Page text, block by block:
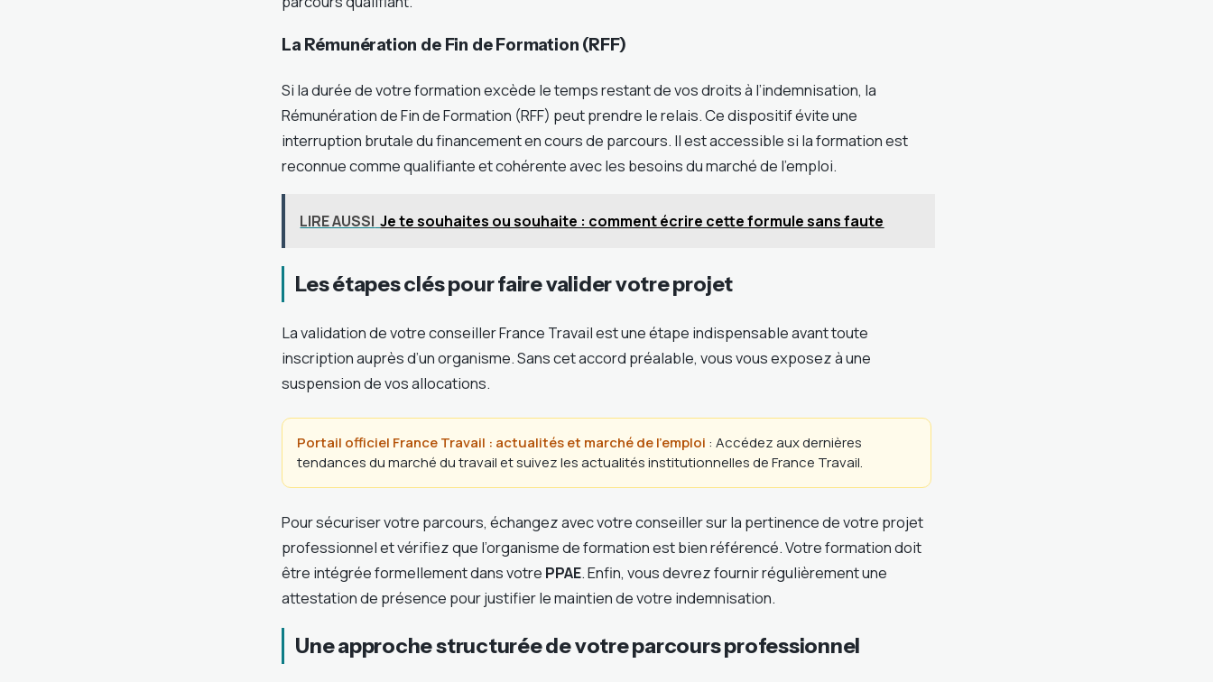
La Rémunération de Fin de Formation (RFF)
Si la durée de votre formation excède le temps restant de vos droits à l’indemnisation, la
Rémunération de Fin de Formation (RFF) peut prendre le relais. Ce dispositif évite une
interruption brutale du financement en cours de parcours. Il est accessible si la formation est
reconnue comme qualifiante et cohérente avec les besoins du marché de l’emploi.
LIRE AUSSI Je te souhaites ou souhaite : comment écrire cette formule sans faute
Les étapes clés pour faire valider votre projet
La validation de votre conseiller France Travail est une étape indispensable avant toute
inscription auprès d’un organisme. Sans cet accord préalable, vous vous exposez à une
suspension de vos allocations.
Portail officiel France Travail : actualités et marché de l’emploi : Accédez aux dernières
tendances du marché du travail et suivez les actualités institutionnelles de France Travail.
Pour sécuriser votre parcours, échangez avec votre conseiller sur la pertinence de votre projet
professionnel et vérifiez que l’organisme de formation est bien référencé. Votre formation doit
être intégrée formellement dans votre PPAE. Enfin, vous devrez fournir régulièrement une
attestation de présence pour justifier le maintien de votre indemnisation.
Une approche structurée de votre parcours professionnel